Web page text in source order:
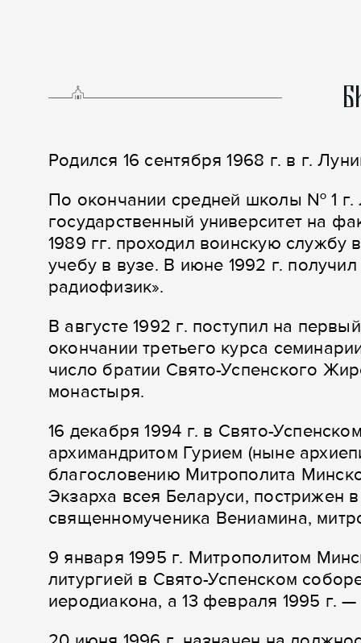
Родился 16 сентября 1968 г. в г.
По окончании средней школы № 1 г.
государственный университет на
1989 гг. проходил воинскую
учебу в вузе. В июне 1992 г.
радиофизик».
В августе 1992 г. поступил на
окончании третьего курса
число братии Свято-Успенского
монастыря.
16 декабря 1994 г. в Свято-
архимандритом Гурием (ныне
благословению Митрополита
Экзарха всея Беларуси, пострижен
священномученика Вениамина,
9 января 1995 г. Митрополитом
литургией в Свято-Успенском
иеродиакона, а 13 февраля 1995 г.